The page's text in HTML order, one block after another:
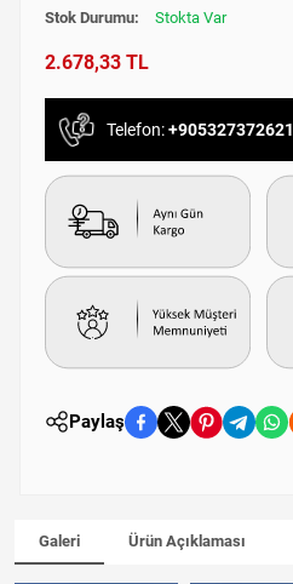
Stok Durumu: Stokta Var
2.678,33 TL
Telefon:+905327372621
Paylaş
Galeri Ürün Açıklaması